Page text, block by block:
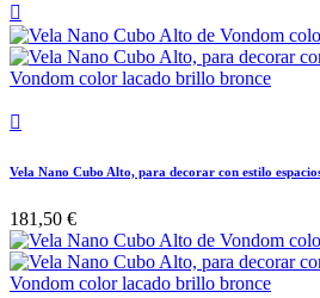


Vela Nano Cubo Alto, para decorar con estilo
181,50 €